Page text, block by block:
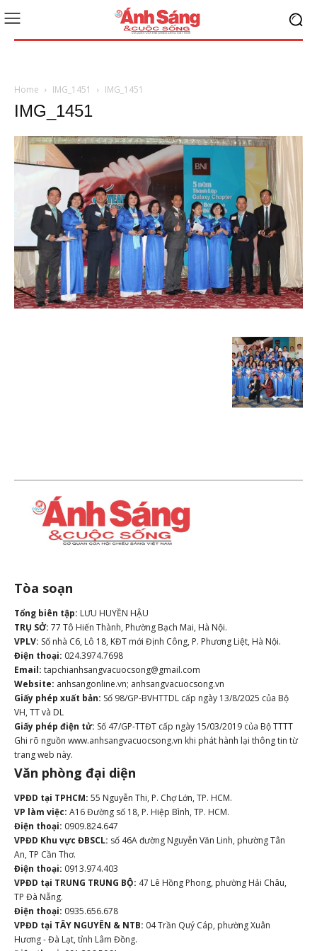
Home IMG_1451 IMG_1451
IMG_1451
Tòa soạn
Tổng biên tập: LƯU HUYỀN HẬU
TRỤ SỞ: 77 Tô Hiến Thành, Phường Bạch Mai, Hà Nội.
VPLV: Số nhà C6, Lô 18, KĐT mới Định Công, P. Phương Liệt, Hà Nội.
Điện thoại: 024.3974.7698
Email: tapchianhsangvacuocsong@gmail.com
Website: anhsangonline.vn; anhsangvacuocsong.vn
Giấy phép xuất bản: Số 98/GP-BVHTTDL cấp ngày 13/8/2025 của Bộ
VH, TT và DL
Giấy phép điện tử: Số 47/GP-TTĐT cấp ngày 15/03/2019 của Bộ TTTT
Ghi rõ nguồn www.anhsangvacuocsong.vn khi phát hành lại thông tin từ
trang web này.
Văn phòng đại diện
VPĐD tại TPHCM: 55 Nguyễn Thi, P. Chợ Lớn, TP. HCM.
VP làm việc: A16 Đường số 18, P. Hiệp Bình, TP. HCM.
Điện thoại: 0909.824.647
VPĐD Khu vực ĐBSCL: số 46A đường Nguyễn Văn Linh, phường Tân
An, TP Cần Thơ.
Điện thoại: 0913.974.403
VPĐD tại TRUNG TRUNG BỘ: 47 Lê Hồng Phong, phường Hải Châu,
TP Đà Nẵng.
Điện thoại: 0935.656.678
VPĐD tại TÂY NGUYÊN & NTB: 04 Trần Quý Cáp, phường Xuân
Hương - Đà Lạt, tỉnh Lâm Đồng.